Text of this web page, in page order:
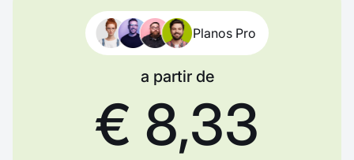
Planos Pro
a partir de
€ 8,33